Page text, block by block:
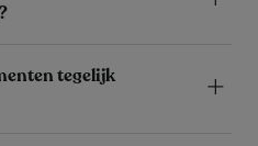
tegelijk